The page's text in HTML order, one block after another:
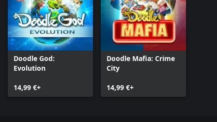
Doodle God:
Evolution
14,99 €+
Doodle Mafia: Crime
City
14,99 €+